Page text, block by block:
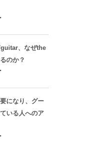
、なぜthe
のか？
になり、グー
いる人へのア